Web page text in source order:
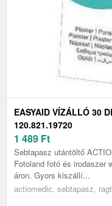
EASYAID VÍZÁLLÓ 30
120.821.19720
1 489 Ft
Sebtapasz utántöltő
Fotoland fotó és irodaszer
áron. Gyors kiszállí...
actiomedic, sebtapasz,